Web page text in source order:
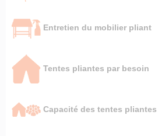
Entretien du mobilier pliant
Tentes pliantes par besoin
Capacité des tentes pliantes